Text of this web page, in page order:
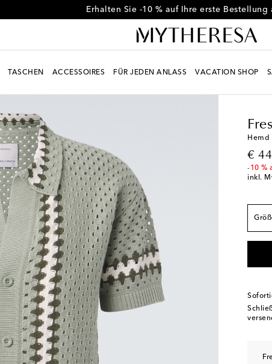
Code FIRST10 für -10 % auf ausgewählte
TASCHEN ACCESSOIRES FÜR JEDEN ANLASS VACATION SHOP
Hemd
€
-10 %
inkl.
S /
L /
XL /